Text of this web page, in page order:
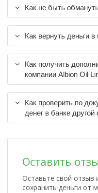
Как не быть
Как вернуть деньги
Как получить
компании Albion Oil
Как проверить по
денег в банке другой
Оставить
Оставьте свой отзыв
сохранить деньги от